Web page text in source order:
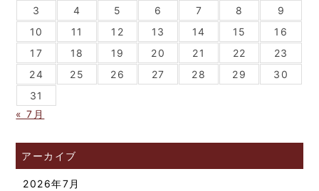
3
4 5 6 7 8
9
10
11 12 13 14 15
16
17
18 19 20 21 22
23
24
25 26 27 28 29
30
31
« 7月
アーカイブ
2026年7月